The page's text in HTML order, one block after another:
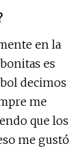
en la
es
decimos
me
que los
me gustó